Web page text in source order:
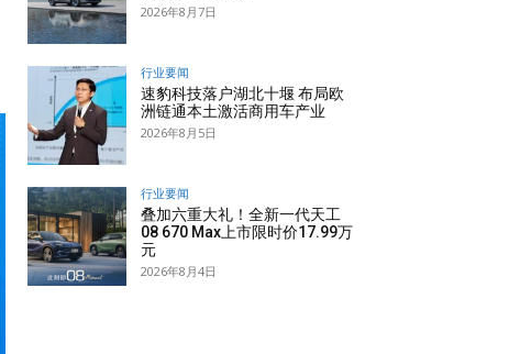
2026年8月7日
行业要闻
速豹科技落户湖北十堰 布局欧
洲链通本土激活商用车产业
2026年8月5日
行业要闻
叠加六重大礼！全新一代天工
08 670 Max上市限时价17.99万
元
2026年8月4日